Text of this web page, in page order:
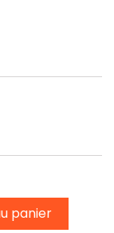
panier